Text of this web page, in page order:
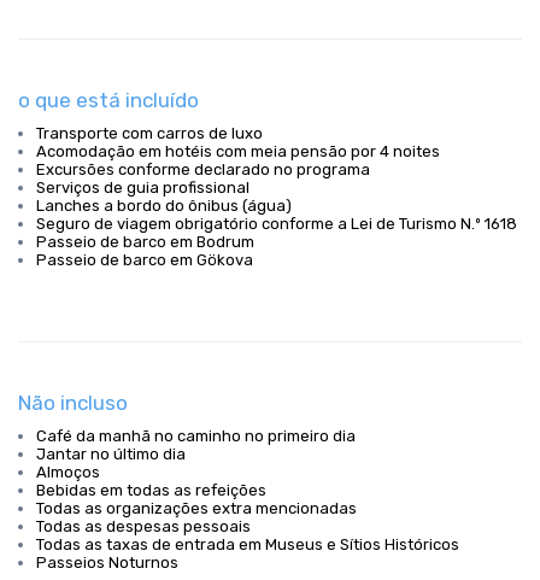
o que está incluído
Transporte com carros de luxo
Acomodação em hotéis com meia pensão por 4 noites
Excursões conforme declarado no programa
Serviços de guia profissional
Lanches a bordo do ônibus (água)
Seguro de viagem obrigatório conforme a Lei de Turismo N.º 1618
Passeio de barco em Bodrum
Passeio de barco em Gökova
Não incluso
Café da manhã no caminho no primeiro dia
Jantar no último dia
Almoços
Bebidas em todas as refeições
Todas as organizações extra mencionadas
Todas as despesas pessoais
Todas as taxas de entrada em Museus e Sítios Históricos
Passeios Noturnos